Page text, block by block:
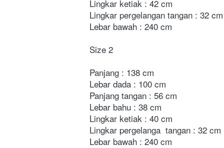
Lingkar ketiak : 42 cm
Lingkar pergelangan tangan : 32 cm
Lebar bawah : 240 cm
Size 2
Panjang : 138 cm
Lebar dada : 100 cm
Panjang tangan : 56 cm
Lebar bahu : 38 cm
Lingkar ketiak : 40 cm
Lingkar pergelanga  tangan : 32 cm
Lebar bawah : 240 cm